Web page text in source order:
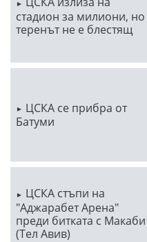
стадион за милиони, но
теренът не е блестящ
ЦСКА се прибра от
Батуми
ЦСКА стъпи на
"Аджарабет Арена"
преди битката с Макаби
(Тел Авив)